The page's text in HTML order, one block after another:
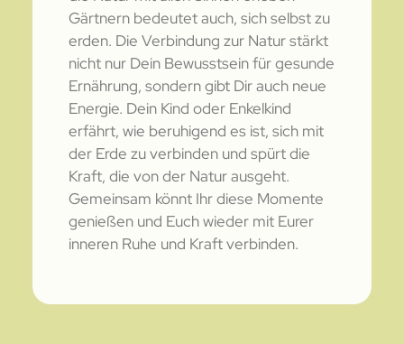
Gärtnern bedeutet auch, sich selbst zu
erden. Die Verbindung zur Natur stärkt
nicht nur Dein Bewusstsein für gesunde
Ernährung, sondern gibt Dir auch neue
Energie. Dein Kind oder Enkelkind
erfährt, wie beruhigend es ist, sich mit
der Erde zu verbinden und spürt die
Kraft, die von der Natur ausgeht.
Gemeinsam könnt Ihr diese Momente
genießen und Euch wieder mit Eurer
inneren Ruhe und Kraft verbinden.